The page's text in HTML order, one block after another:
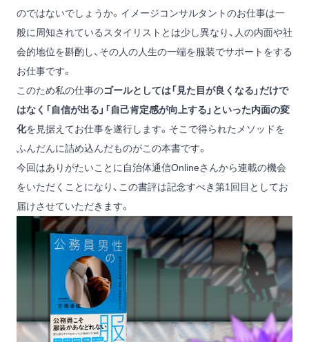
のではないでしょうか。イメージコンサルタントのお仕事は一
般に周知されているスタイリストとは少し異なり、人の内面や社
会的地位を斟酌し、その人の人生の一端を服装でサポートをする
お仕事です。
このため私の仕事のゴールとしては「見た目が良くなる」だけで
はなく「自信が出る」「自己肯定感が向上する」といった内面の変
化を見据えてお仕事を遂行します。そこで得られたメソッドを
ふんだんに詰め込んだものがこの本書です。
今回はありがたいことに自治体通信Onlineさんから連載の機会
をいただくことになり、この書評は記念すべき第1回目としてお
届けさせていただきます。